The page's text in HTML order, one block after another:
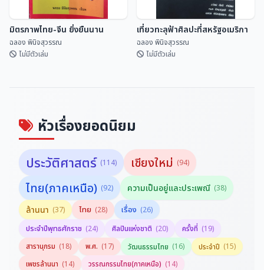
ฉลอง พินิจสุวรรณ
มิตรภาพไทย-จีน ยิ่งยืนนาน
ฉลอง พินิจสุวรรณ
ไม่มีตัวเล่ม
เที่ยวทะลุฟ้าศิลปะที่สหรัฐอเมริกา
ฉลอง พินิจสุวรรณ
ไม่มีตัวเล่ม
หัวเรื่องยอดนิยม
ประวัติศาสตร์ (114) เชียงใหม่ (94)
ไทย(ภาคเหนือ) (92) ความเป็นอยู่และประเพณี (38)
ล้านนา (37) ไทย (28) เรื่อง (26)
ประจำปีพุทธศักราช (24) ศิลปินแห่งชาติ (20) ครั้งที่ (19)
สารานุกรม (18) พ.ศ. (17) วัฒนธรรมไทย (16) ประจำปี (15)
เพชรล้านนา (14) วรรณกรรมไทย(ภาคเหนือ) (14)